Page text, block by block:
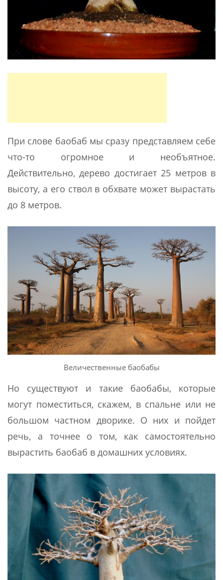
При слове баобаб мы сразу представляем себе
что-то огромное и необъятное.
Действительно, дерево достигает 25 метров в
высоту, а его ствол в обхвате может вырастать
до 8 метров.
Величественные баобабы
Но существуют и такие баобабы, которые
могут поместиться, скажем, в спальне или не
большом частном дворике. О них и пойдет
речь, а точнее о том, как самостоятельно
вырастить баобаб в домашних условиях.